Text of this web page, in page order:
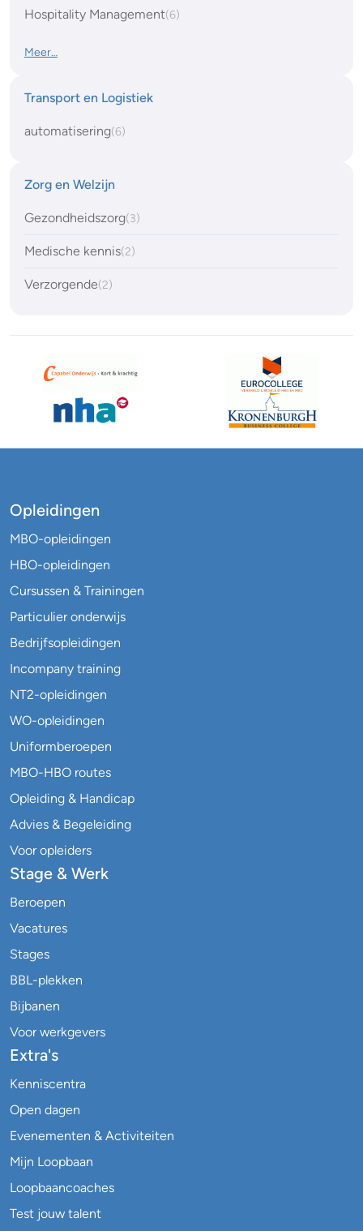
Hospitality Management(6)
Meer…
Transport en Logistiek
automatisering(6)
Zorg en Welzijn
Gezondheidszorg(3)
Medische kennis(2)
Verzorgende(2)
Opleidingen
MBO-opleidingen
HBO-opleidingen
Cursussen & Trainingen
Particulier onderwijs
Bedrijfsopleidingen
Incompany training
NT2-opleidingen
WO-opleidingen
Uniformberoepen
MBO-HBO routes
Opleiding & Handicap
Advies & Begeleiding
Voor opleiders
Stage & Werk
Beroepen
Vacatures
Stages
BBL-plekken
Bijbanen
Voor werkgevers
Extra's
Kenniscentra
Open dagen
Evenementen & Activiteiten
Mijn Loopbaan
Loopbaancoaches
Test jouw talent